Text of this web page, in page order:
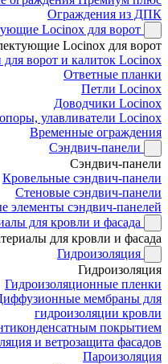
Ограждения из ДПК
Locinox для ворот
Locinox для ворот
для ворот и калиток Locinox
Ответные планки
Петли Locinox
Доводчики Locinox
улавливатели Locinox
Временные ограждения
Сэндвич-панели
Сэндвич-панели
Кровельные сэндвич-панели
Стеновые сэндвич-панели
элементы сэндвич-панелей
для кровли и фасада
для кровли и фасада
Гидроизоляция
Гидроизоляция
Гидроизоляционные пленки
мембраны для
гидроизоляции кровли
покрытием
и ветрозащита фасадов
Пароизоляция